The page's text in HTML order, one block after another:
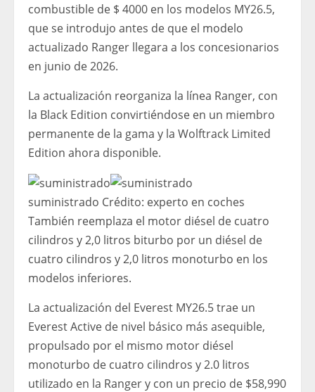
combustible de $ 4000 en los modelos MY26.5,
que se introdujo antes de que el modelo
actualizado Ranger llegara a los concesionarios
en junio de 2026.
La actualización reorganiza la línea Ranger, con
la Black Edition convirtiéndose en un miembro
permanente de la gama y la Wolftrack Limited
Edition ahora disponible.
suministrado Crédito: experto en coches
También reemplaza el motor diésel de cuatro
cilindros y 2,0 litros biturbo por un diésel de
cuatro cilindros y 2,0 litros monoturbo en los
modelos inferiores.
La actualización del Everest MY26.5 trae un
Everest Active de nivel básico más asequible,
propulsado por el mismo motor diésel
monoturbo de cuatro cilindros y 2.0 litros
utilizado en la Ranger y con un precio de $58,990